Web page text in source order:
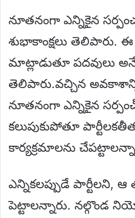
నూతనంగా ఎన్నికైన
శుభాకాంక్షలు తెలిపారు.
మాట్లాడుతూ పదవులు
తెలిపారు.వచ్చిన
నూతనంగా ఎన్నికైన
కలుపుకుపోతూ
కార్యక్రమాలను
ఎన్నికలప్పుడే పార్టీలని, ఆ
పెట్టాలన్నారు. నల్గొండ